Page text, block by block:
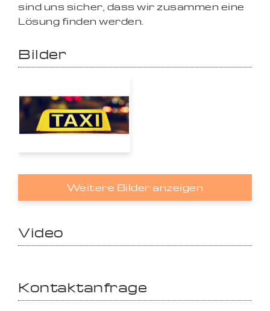
sind uns sicher, dass wir zusammen eine
Lösung finden werden.
Bilder
Weitere Bilder anzeigen
Video
Kontaktanfrage